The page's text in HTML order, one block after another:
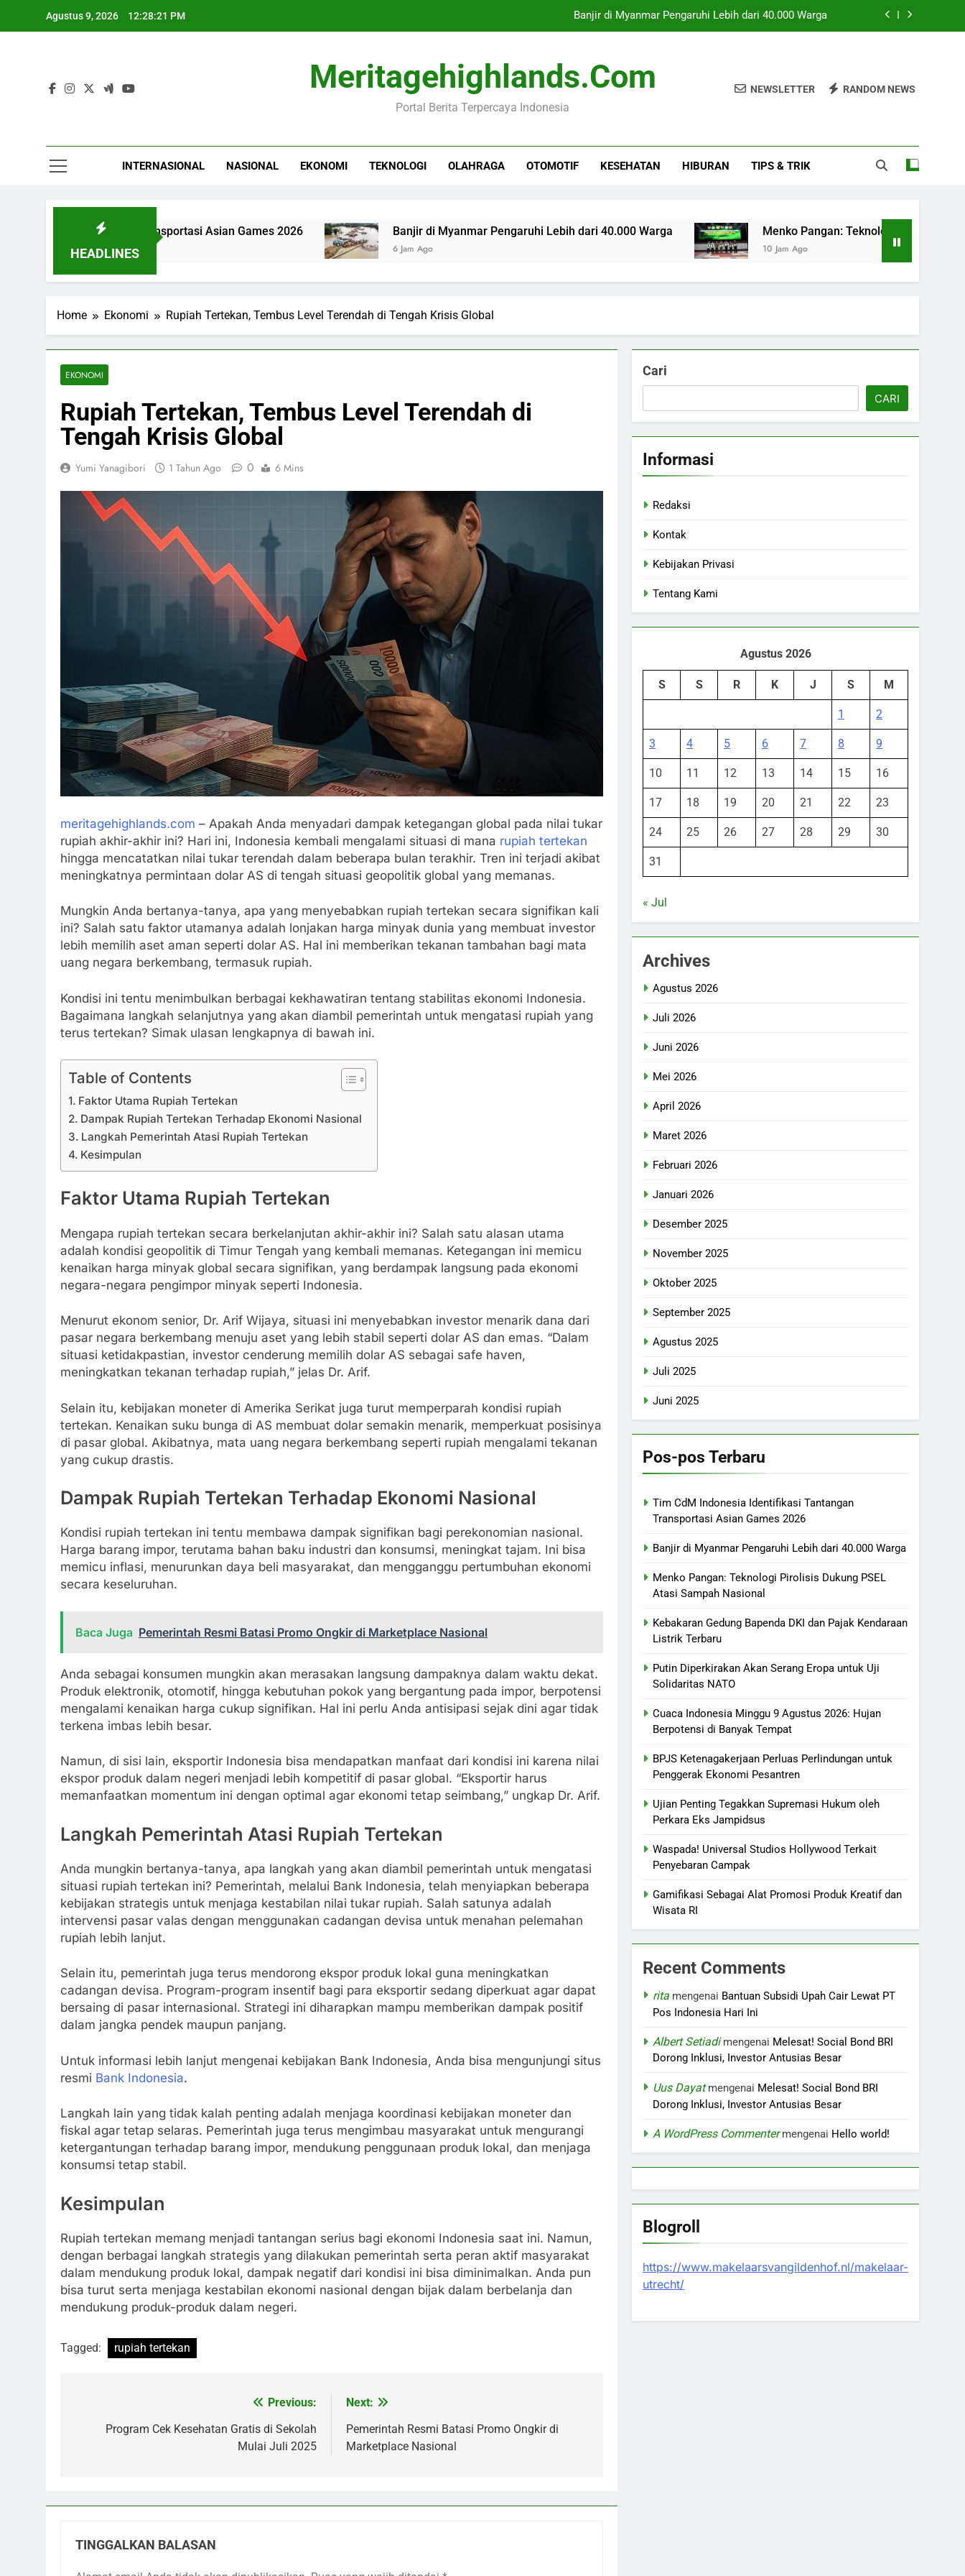
Agustus 9, 2026 12:28:22 PM Banjir di Myanmar Pengaruhi Lebih dari 40.000 Warga
Kebakaran Gedung Bapenda DKI dan Pajak Kendaraan Listrik Terbaru
Tim CdM Indonesia Identifikasi Tantangan Transportasi Asian Games 2026
Menko Pangan: Teknologi Pirolisis Dukung PSEL Atasi Sampah Nasional
Meritagehighlands.com
Portal Berita Terpercaya Indonesia
NEWSLETTER RANDOM NEWS
INTERNASIONAL NASIONAL EKONOMI TEKNOLOGI OLAHRAGA OTOMOTIF KESEHATAN HIBURAN TIPS & TRIK
HEADLINES
Transportasi Asian Games 2026 Banjir di Myanmar Pengaruhi Lebih dari 40.000 Warga
6 Jam Ago
Menko Pangan: Teknologi Pirolisis Dukung PSEL
10 Jam Ago
Home Ekonomi Rupiah Tertekan, Tembus Level Terendah di Tengah Krisis Global
EKONOMI
Rupiah Tertekan, Tembus Level Terendah di
Tengah Krisis Global
Yumi Yanagibori 1 Tahun Ago 0 6 Mins
meritagehighlands.com – Apakah Anda menyadari dampak ketegangan global pada nilai tukar
rupiah akhir-akhir ini? Hari ini, Indonesia kembali mengalami situasi di mana rupiah tertekan
hingga mencatatkan nilai tukar terendah dalam beberapa bulan terakhir. Tren ini terjadi akibat
meningkatnya permintaan dolar AS di tengah situasi geopolitik global yang memanas.
Mungkin Anda bertanya-tanya, apa yang menyebabkan rupiah tertekan secara signifikan kali
ini? Salah satu faktor utamanya adalah lonjakan harga minyak dunia yang membuat investor
lebih memilih aset aman seperti dolar AS. Hal ini memberikan tekanan tambahan bagi mata
uang negara berkembang, termasuk rupiah.
Kondisi ini tentu menimbulkan berbagai kekhawatiran tentang stabilitas ekonomi Indonesia.
Bagaimana langkah selanjutnya yang akan diambil pemerintah untuk mengatasi rupiah yang
terus tertekan? Simak ulasan lengkapnya di bawah ini.
Table of Contents
Faktor Utama Rupiah Tertekan
Dampak Rupiah Tertekan Terhadap Ekonomi Nasional
Langkah Pemerintah Atasi Rupiah Tertekan
Kesimpulan
Faktor Utama Rupiah Tertekan
Mengapa rupiah tertekan secara berkelanjutan akhir-akhir ini? Salah satu alasan utama
adalah kondisi geopolitik di Timur Tengah yang kembali memanas. Ketegangan ini memicu
kenaikan harga minyak global secara signifikan, yang berdampak langsung pada ekonomi
negara-negara pengimpor minyak seperti Indonesia.
Menurut ekonom senior, Dr. Arif Wijaya, situasi ini menyebabkan investor menarik dana dari
pasar negara berkembang menuju aset yang lebih stabil seperti dolar AS dan emas. “Dalam
situasi ketidakpastian, investor cenderung memilih dolar AS sebagai safe haven,
meningkatkan tekanan terhadap rupiah,” jelas Dr. Arif.
Selain itu, kebijakan moneter di Amerika Serikat juga turut memperparah kondisi rupiah
tertekan. Kenaikan suku bunga di AS membuat dolar semakin menarik, memperkuat posisinya
di pasar global. Akibatnya, mata uang negara berkembang seperti rupiah mengalami tekanan
yang cukup drastis.
Dampak Rupiah Tertekan Terhadap Ekonomi Nasional
Kondisi rupiah tertekan ini tentu membawa dampak signifikan bagi perekonomian nasional.
Harga barang impor, terutama bahan baku industri dan konsumsi, meningkat tajam. Ini bisa
memicu inflasi, menurunkan daya beli masyarakat, dan mengganggu pertumbuhan ekonomi
secara keseluruhan.
Baca Juga Pemerintah Resmi Batasi Promo Ongkir di Marketplace Nasional
Anda sebagai konsumen mungkin akan merasakan langsung dampaknya dalam waktu dekat.
Produk elektronik, otomotif, hingga kebutuhan pokok yang bergantung pada impor, berpotensi
mengalami kenaikan harga cukup signifikan. Hal ini perlu Anda antisipasi sejak dini agar tidak
terkena imbas lebih besar.
Namun, di sisi lain, eksportir Indonesia bisa mendapatkan manfaat dari kondisi ini karena nilai
ekspor produk dalam negeri menjadi lebih kompetitif di pasar global. “Eksportir harus
memanfaatkan momentum ini dengan optimal agar ekonomi tetap seimbang,” ungkap Dr. Arif.
Langkah Pemerintah Atasi Rupiah Tertekan
Anda mungkin bertanya-tanya, apa langkah yang akan diambil pemerintah untuk mengatasi
situasi rupiah tertekan ini? Pemerintah, melalui Bank Indonesia, telah menyiapkan beberapa
kebijakan strategis untuk menjaga kestabilan nilai tukar rupiah. Salah satunya adalah
intervensi pasar valas dengan menggunakan cadangan devisa untuk menahan pelemahan
rupiah lebih lanjut.
Selain itu, pemerintah juga terus mendorong ekspor produk lokal guna meningkatkan
cadangan devisa. Program-program insentif bagi para eksportir sedang diperkuat agar dapat
bersaing di pasar internasional. Strategi ini diharapkan mampu memberikan dampak positif
dalam jangka pendek maupun panjang.
Untuk informasi lebih lanjut mengenai kebijakan Bank Indonesia, Anda bisa mengunjungi situs
resmi Bank Indonesia.
Langkah lain yang tidak kalah penting adalah menjaga koordinasi kebijakan moneter dan
fiskal agar tetap selaras. Pemerintah juga terus mengimbau masyarakat untuk mengurangi
ketergantungan terhadap barang impor, mendukung penggunaan produk lokal, dan menjaga
konsumsi tetap stabil.
Kesimpulan
Rupiah tertekan memang menjadi tantangan serius bagi ekonomi Indonesia saat ini. Namun,
dengan berbagai langkah strategis yang dilakukan pemerintah serta peran aktif masyarakat
dalam mendukung produk lokal, dampak negatif dari kondisi ini bisa diminimalkan. Anda pun
bisa turut serta menjaga kestabilan ekonomi nasional dengan bijak dalam berbelanja dan
mendukung produk-produk dalam negeri.
Tagged: rupiah tertekan
Previous:
Program Cek Kesehatan Gratis di Sekolah
Mulai Juli 2025
Next:
Pemerintah Resmi Batasi Promo Ongkir di
Marketplace Nasional
TINGGALKAN BALASAN
Cari
CARI
Informasi
Redaksi
Kontak
Kebijakan Privasi
Tentang Kami
Agustus 2026
S S R K J S M
1 2
3 4 5 6 7 8 9
10 11 12 13 14 15 16
17 18 19 20 21 22 23
24 25 26 27 28 29 30
31
« Jul
Archives
Agustus 2026
Juli 2026
Juni 2026
Mei 2026
April 2026
Maret 2026
Februari 2026
Januari 2026
Desember 2025
November 2025
Oktober 2025
September 2025
Agustus 2025
Juli 2025
Juni 2025
Pos-pos Terbaru
Tim CdM Indonesia Identifikasi Tantangan
Transportasi Asian Games 2026
Banjir di Myanmar Pengaruhi Lebih dari 40.000 Warga
Menko Pangan: Teknologi Pirolisis Dukung PSEL
Atasi Sampah Nasional
Kebakaran Gedung Bapenda DKI dan Pajak Kendaraan
Listrik Terbaru
Putin Diperkirakan Akan Serang Eropa untuk Uji
Solidaritas NATO
Cuaca Indonesia Minggu 9 Agustus 2026: Hujan
Berpotensi di Banyak Tempat
BPJS Ketenagakerjaan Perluas Perlindungan untuk
Penggerak Ekonomi Pesantren
Ujian Penting Tegakkan Supremasi Hukum oleh
Perkara Eks Jampidsus
Waspada! Universal Studios Hollywood Terkait
Penyebaran Campak
Gamifikasi Sebagai Alat Promosi Produk Kreatif dan
Wisata RI
Recent Comments
rita mengenai Bantuan Subsidi Upah Cair Lewat PT
Pos Indonesia Hari Ini
Albert Setiadimengenai Melesat! Social Bond BRI
Dorong Inklusi, Investor Antusias Besar
Uus Dayatmengenai Melesat! Social Bond BRI
Dorong Inklusi, Investor Antusias Besar
A WordPress Commentermengenai Hello world!
Blogroll
https://www.makelaarsvangildenhof.nl/makelaar-
utrecht/